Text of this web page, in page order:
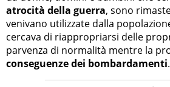
atrocità della guerra, sono
venivano utilizzate dalla
cercava di riappropriarsi delle
parvenza di normalità mentre la
conseguenze dei bombardamenti.